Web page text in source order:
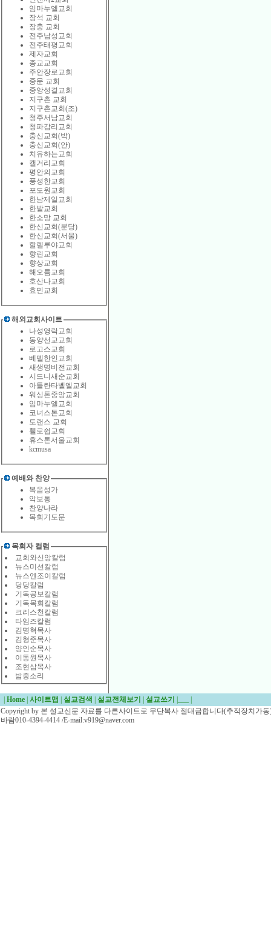
임마누엘교회
장석 교회
장충 교회
전주남성교회
전주태평교회
제자교회
종교교회
주안장로교회
중문 교회
중앙성결교회
지구촌 교회
지구촌교회(조)
청주서남교회
청파감리교회
충신교회(박)
충신교회(안)
치유하는교회
캘거리교회
평안의교회
풍성한교회
포도원교회
한남제일교회
한밭교회
한소망 교회
한신교회(분당)
한신교회(서울)
할렐루야교회
향린교회
향상교회
해오름교회
호산나교회
효민교회
해외교회사이트
나성영락교회
동양선교교회
로고스교회
베델한인교회
새생명비전교회
시드니새순교회
아틀란타벹엘교회
워싱톤중앙교회
임마누엘교회
코너스톤교회
토랜스 교회
휄로쉽교회
휴스톤서울교회
kcmusa
예배와 찬양
복음성가
악보통
찬양나라
목회기도문
목회자 컬럼
교회와신앙칼럼
뉴스미션칼럼
뉴스엔조이칼럼
당당칼럼
기독공보칼럼
기독목회칼럼
크리스천칼럼
타임즈칼럼
김명혁목사
김형준목사
양인순목사
이동원목사
조현삼목사
밤중소리
Home 사이트맵 설교검색 설교전체보기 설교쓰기
Copyright by 본 설교신문 자료를 다른사이트로 무단복사 절대금합니다(추적장치가
바람010-4394-4414 /E-mail:v919@naver.com